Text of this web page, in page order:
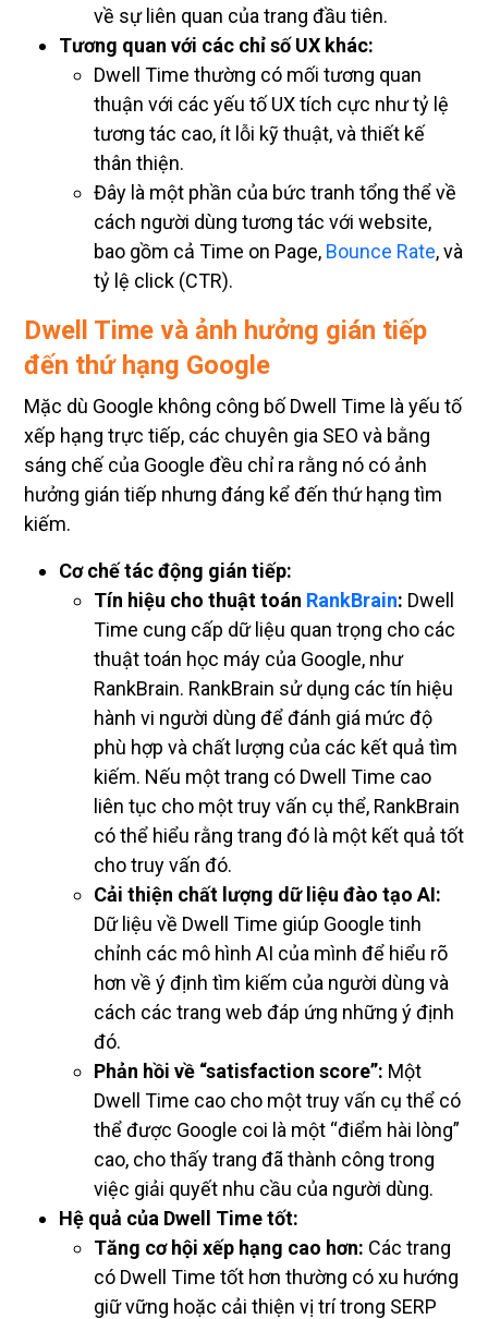
về sự liên quan của trang đầu tiên.
Tương quan với các chỉ số UX khác:
Dwell Time thường có mối tương quan
thuận với các yếu tố UX tích cực như tỷ lệ
tương tác cao, ít lỗi kỹ thuật, và thiết kế
thân thiện.
Đây là một phần của bức tranh tổng thể về
cách người dùng tương tác với website,
bao gồm cả Time on Page, Bounce Rate, và
tỷ lệ click (CTR).
Dwell Time và ảnh hưởng gián tiếp
đến thứ hạng Google
Mặc dù Google không công bố Dwell Time là yếu tố
xếp hạng trực tiếp, các chuyên gia SEO và bằng
sáng chế của Google đều chỉ ra rằng nó có ảnh
hưởng gián tiếp nhưng đáng kể đến thứ hạng tìm
kiếm.
Cơ chế tác động gián tiếp:
Tín hiệu cho thuật toán RankBrain: Dwell
Time cung cấp dữ liệu quan trọng cho các
thuật toán học máy của Google, như
RankBrain. RankBrain sử dụng các tín hiệu
hành vi người dùng để đánh giá mức độ
phù hợp và chất lượng của các kết quả tìm
kiếm. Nếu một trang có Dwell Time cao
liên tục cho một truy vấn cụ thể, RankBrain
có thể hiểu rằng trang đó là một kết quả tốt
cho truy vấn đó.
Cải thiện chất lượng dữ liệu đào tạo AI:
Dữ liệu về Dwell Time giúp Google tinh
chỉnh các mô hình AI của mình để hiểu rõ
hơn về ý định tìm kiếm của người dùng và
cách các trang web đáp ứng những ý định
đó.
Phản hồi về “satisfaction score”: Một
Dwell Time cao cho một truy vấn cụ thể có
thể được Google coi là một “điểm hài lòng”
cao, cho thấy trang đã thành công trong
việc giải quyết nhu cầu của người dùng.
Hệ quả của Dwell Time tốt:
Tăng cơ hội xếp hạng cao hơn: Các trang
có Dwell Time tốt hơn thường có xu hướng
giữ vững hoặc cải thiện vị trí trong SERP